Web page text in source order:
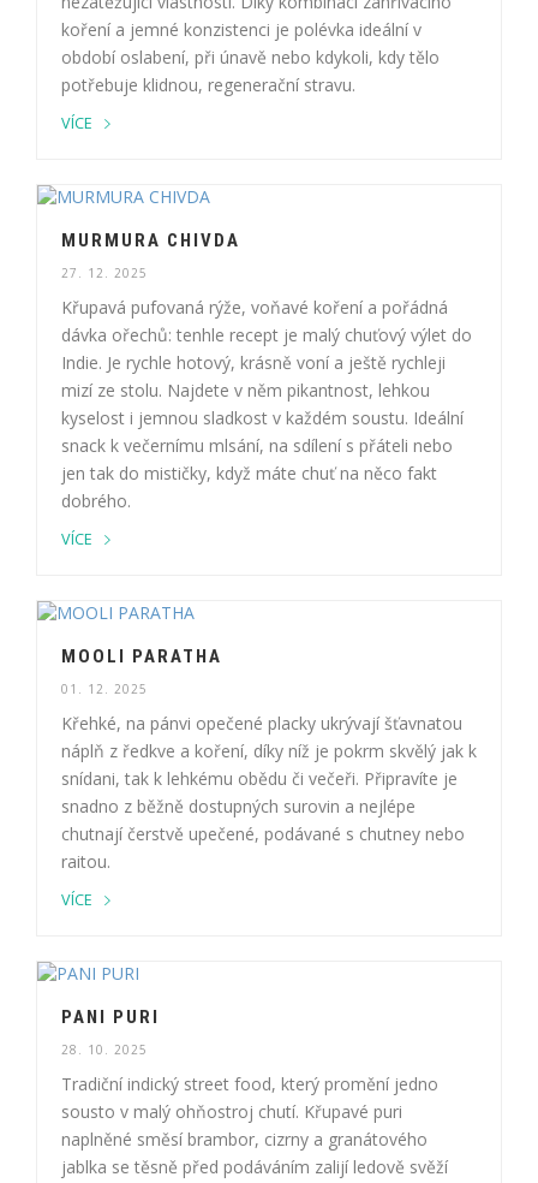
koření a jemné konzistenci je polévka ideální v
období oslabení, při únavě nebo kdykoli, kdy tělo
potřebuje klidnou, regenerační stravu.
VÍCE
MURMURA CHIVDA
27. 12. 2025
Křupavá pufovaná rýže, voňavé koření a pořádná
dávka ořechů: tenhle recept je malý chuťový výlet do
Indie. Je rychle hotový, krásně voní a ještě rychleji
mizí ze stolu. Najdete v něm pikantnost, lehkou
kyselost i jemnou sladkost v každém soustu. Ideální
snack k večernímu mlsání, na sdílení s přáteli nebo
jen tak do mističky, když máte chuť na něco fakt
dobrého.
VÍCE
MOOLI PARATHA
01. 12. 2025
Křehké, na pánvi opečené placky ukrývají šťavnatou
náplň z ředkve a koření, díky níž je pokrm skvělý jak k
snídani, tak k lehkému obědu či večeři. Připravíte je
snadno z běžně dostupných surovin a nejlépe
chutnají čerstvě upečené, podávané s chutney nebo
raitou.
VÍCE
PANI PURI
28. 10. 2025
Tradiční indický street food, který promění jedno
sousto v malý ohňostroj chutí. Křupavé puri
naplněné směsí brambor, cizrny a granátového
jablka se těsně před podáváním zalijí ledově svěží